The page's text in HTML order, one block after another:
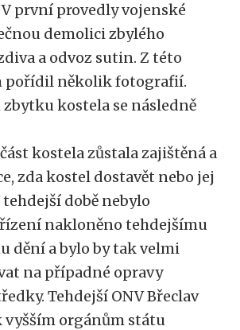
první provedly vojenské
demolici zbylého
a odvoz sutin. Z této
pořídil několik fotografií.
kostela se následně
kostela zůstala zajištěná a
zda kostel dostavět nebo jej
době nebylo
nakloněno tehdejšímu
dění a bylo by tak velmi
na případné opravy
Tehdejší ONV Břeclav
vyšším orgánům státu